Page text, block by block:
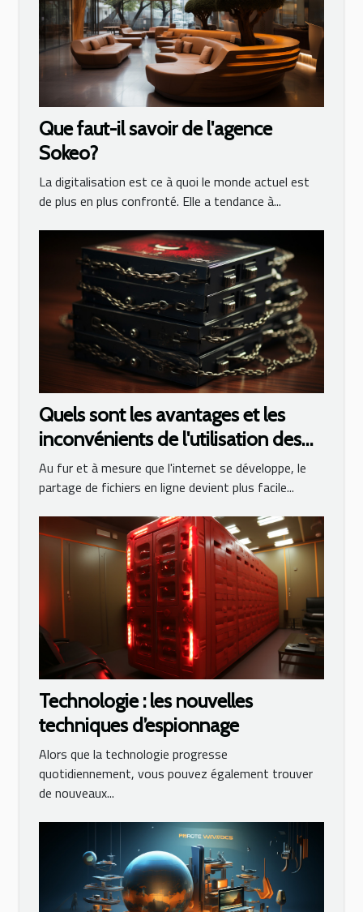
Que faut-il savoir de l'agence
Sokeo?
La digitalisation est ce à quoi le monde actuel est
de plus en plus confronté. Elle a tendance à...
Quels sont les avantages et les
inconvénients de l'utilisation des
torrents ?
Au fur et à mesure que l'internet se développe, le
partage de fichiers en ligne devient plus facile...
Technologie : les nouvelles
techniques d’espionnage
Alors que la technologie progresse
quotidiennement, vous pouvez également trouver
de nouveaux...